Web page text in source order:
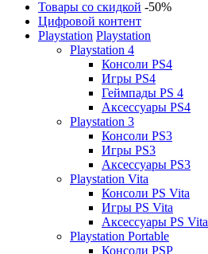
Товары со скидкой -50%
Цифровой контент
Playstation Playstation
Playstation 4
Консоли PS4
Игры PS4
Геймпады PS 4
Аксессуары PS4
Playstation 3
Консоли PS3
Игры PS3
Аксессуары PS3
Playstation Vita
Консоли PS Vita
Игры PS Vita
Аксессуары PS Vita
Playstation Portable
Консоли PSP